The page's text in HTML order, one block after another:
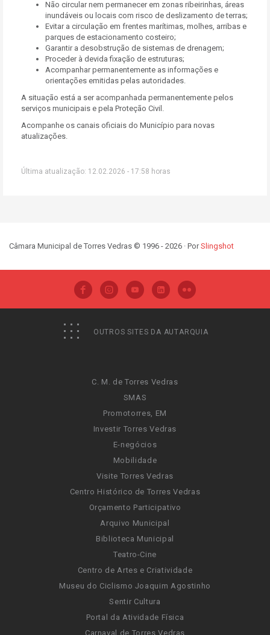
Não circular nem permanecer em zonas ribeirinhas, áreas
inundáveis ou locais com risco de deslizamento de terras;
Evitar a circulação em frentes marítimas, molhes, arribas e
parques de estacionamento costeiro;
Garantir a desobstrução de sistemas de drenagem;
Proceder à devida fixação de estruturas;
Acompanhar permanentemente as informações e
orientações emitidas pelas autoridades.
A situação está a ser acompanhada permanentemente pelos
serviços municipais e pela Proteção Civil.
Acompanhe os canais oficiais do Município para novas
atualizações.
Última atualização: 12.02.2026 - 17:58 horas
Câmara Municipal de Torres Vedras © 1996 - 2026 · PorSlingshot
OUTROS SITES DA AUTARQUIA
C. M. de Torres Vedras
SMAS
Promotorres, EM
Investir Torres Vedras
E-negócios
Mobilidade
Visite Torres Vedras
Centro Histórico de Torres Vedras
Orçamento Participativo
Arquivo Municipal
Biblioteca Municipal
Teatro-Cine
Centro de Artes e Criatividade
Museu do Ciclismo Joaquim Agostinho
Sentir Cultura
Portal da Atividade Física
Carnaval de Torres Vedras